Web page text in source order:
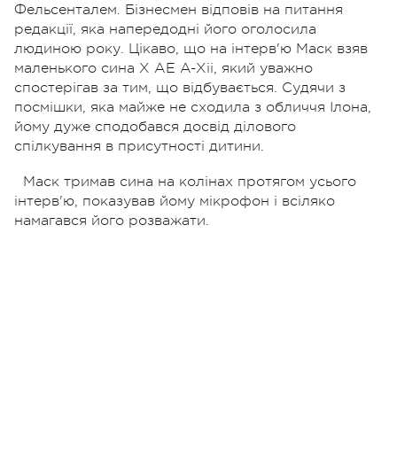
Фельсенталем. Бізнесмен відповів на питання
редакції, яка напередодні його оголосила
людиною року. Цікаво, що на інтерв'ю Маск взяв
маленького сина X AE A-Xii, який уважно
спостерігав за тим, що відбувається. Судячи з
посмішки, яка майже не сходила з обличчя Ілона,
йому дуже сподобався досвід ділового
спілкування в присутності дитини.
Маск тримав сина на колінах протягом усього
інтерв'ю, показував йому мікрофон і всіляко
намагався його розважати.